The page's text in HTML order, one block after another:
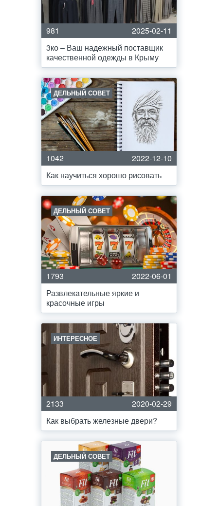
981
2025-02-11
3ко – Ваш надежный поставщик
качественной одежды в Крыму
ДЕЛЬНЫЙ СОВЕТ
1042
2022-12-10
Как научиться хорошо рисовать
ДЕЛЬНЫЙ СОВЕТ
1793
2022-06-01
Развлекательные яркие и
красочные игры
ИНТЕРЕСНОЕ
2133
2020-02-29
Как выбрать железные двери?
ДЕЛЬНЫЙ СОВЕТ